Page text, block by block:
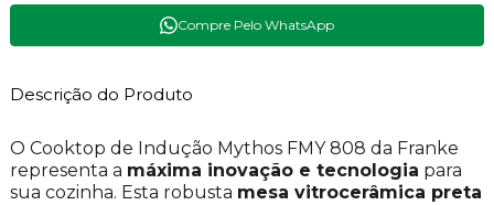
Compre Pelo WhatsApp
Descrição do Produto
O Cooktop de Indução Mythos FMY 808 da Franke
representa a máxima inovação e tecnologia para
sua cozinha. Esta robusta mesa vitrocerâmica preta